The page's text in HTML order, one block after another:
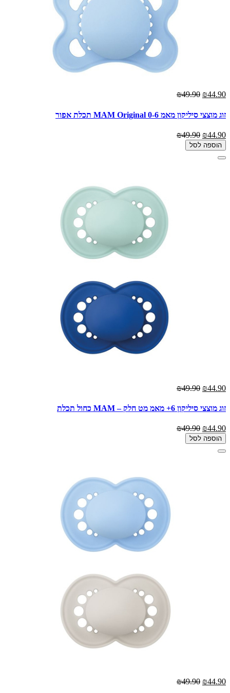
₪44.90
₪49.90
זוג מוצצי סיליקון מאמ MAM Original 0-6 תכלת אפור
₪44.90
₪49.90
הוספה לסל
₪44.90
₪49.90
זוג מוצצי סיליקון 6+ מאמ מט חלק – MAM כחול תכלת
₪44.90
₪49.90
הוספה לסל
₪44.90
₪49.90